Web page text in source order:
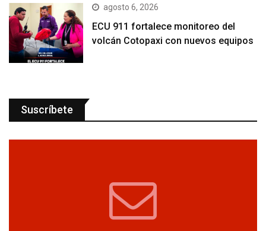
agosto 6, 2026
ECU 911 fortalece monitoreo del
volcán Cotopaxi con nuevos equipos
Suscríbete